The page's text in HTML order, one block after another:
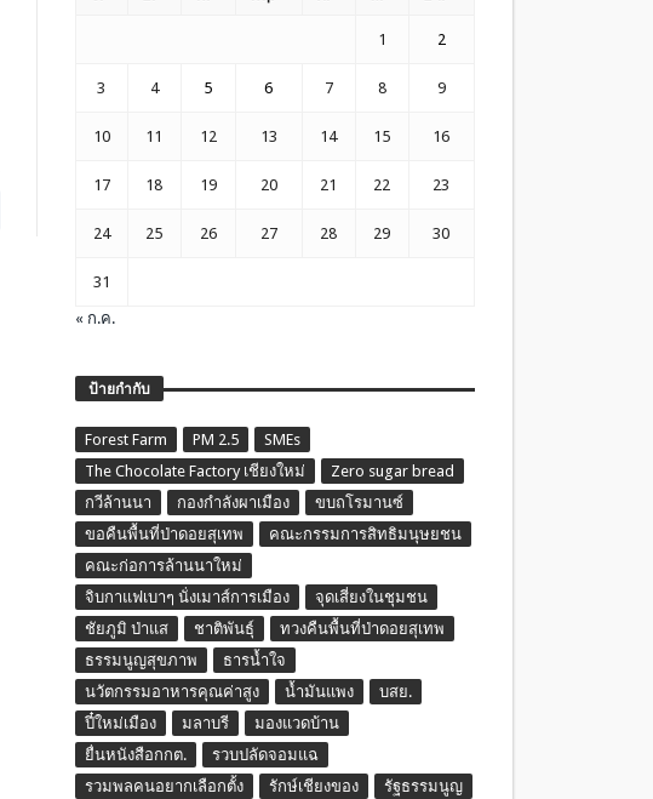
1 2
3 4 5 6 7 8 9
10 11 12 13 14 15 16
17 18 19 20 21 22 23
24 25 26 27 28 29 30
31
« ก.ค.
ป้ายกำกับ
Forest Farm PM 2.5
SMEs
The Chocolate Factory เชียงใหม่
Zero sugar bread
กวีล้านนา
กองกำลังผาเมือง
ขบถโรมานซ์
ขอคืนพื้นที่ป่าดอยสุเทพ
คณะกรรมการสิทธิมนุษยชน
คณะก่อการล้านนาใหม่
จิบกาแฟเบาๆ นั่งเมาส์การเมือง
จุดเสี่ยงในชุมชน
ชัยภูมิ ป่าแส
ชาติพันธุ์
ทวงคืนพื้นที่ป่าดอยสุเทพ
ธรรมนูญสุขภาพ
ธารน้ำใจ
นวัตกรรมอาหารคุณค่าสูง
น้ำมันแพง
บสย.
ปี๋ใหม่เมือง
มลาบรี
มองแวดบ้าน
ยื่นหนังสือกกต.
รวบปลัดจอมแฉ
รวมพลคนอยากเลือกตั้ง
รักษ์เชียงของ รัฐธรรมนูญ